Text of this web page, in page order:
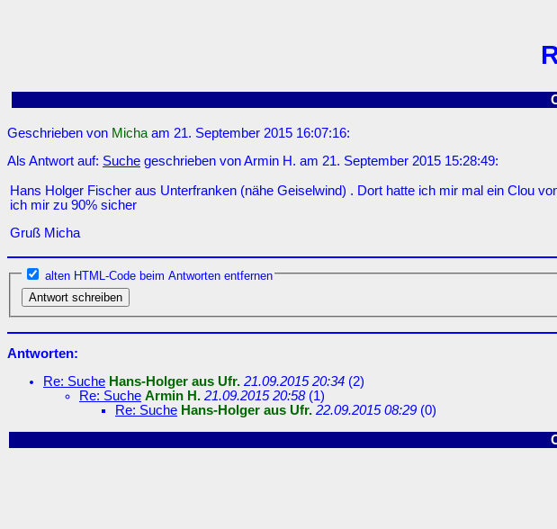
Geschrieben von Micha am 21. September 2015 16:07:16:
Als Antwort auf: Suche geschrieben von Armin H. am 21. September 2015 15:28:49:
Hans Holger Fischer aus Unterfranken (nähe Geiselwind) . Dort hatte ich mir mal ein Clou
ich mir zu 90% sicher
Gruß Micha
alten HTML-Code beim Antworten entfernen
Antworten:
Re: Suche Hans-Holger aus Ufr. 21.09.2015 20:34 (2)
Re: Suche Armin H. 21.09.2015 20:58(1)
Re: Suche Hans-Holger aus Ufr. 22.09.2015 08:29 (0)